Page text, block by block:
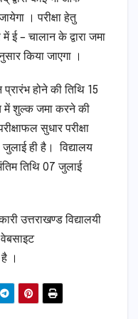
। परीक्षा हेतु
– चालान के द्वारा जमा
किया जाएगा ।
प्रारंभ होने की तिथि 15
में शुल्क जमा करने की
सुधार परीक्षा
ही है। विद्यालय
तिथि 07 जुलाई
उत्तराखण्ड विद्यालयी
वेबसाइट
।